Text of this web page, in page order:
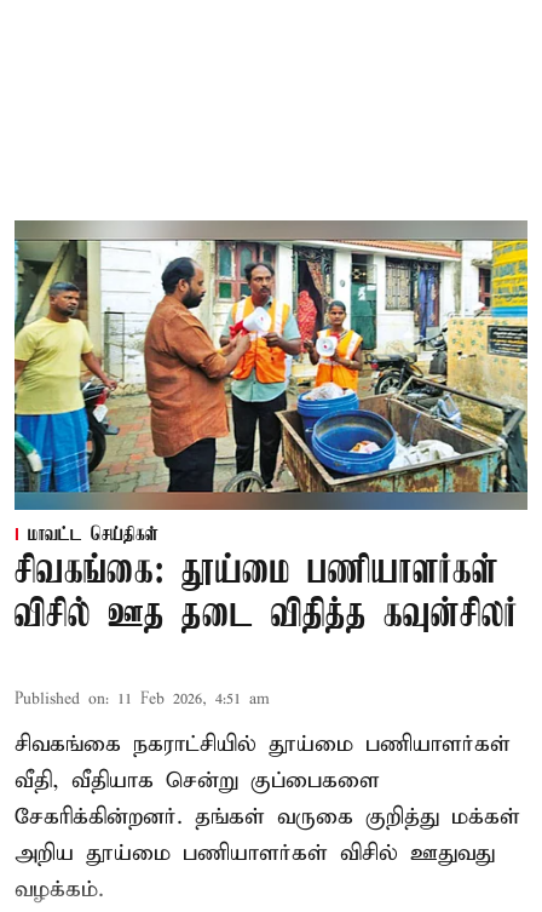
மாவட்ட செய்திகள்
சிவகங்கை: தூய்மை பணியாளர்கள்
விசில் ஊத தடை விதித்த கவுன்சிலர்
Published on: 11 Feb 2026, 4:51 am
சிவகங்கை நகராட்சியில் தூய்மை பணியாளர்கள்
வீதி, வீதியாக சென்று குப்பைகளை
சேகரிக்கின்றனர். தங்கள் வருகை குறித்து மக்கள்
அறிய தூய்மை பணியாளர்கள் விசில் ஊதுவது
வழக்கம்.